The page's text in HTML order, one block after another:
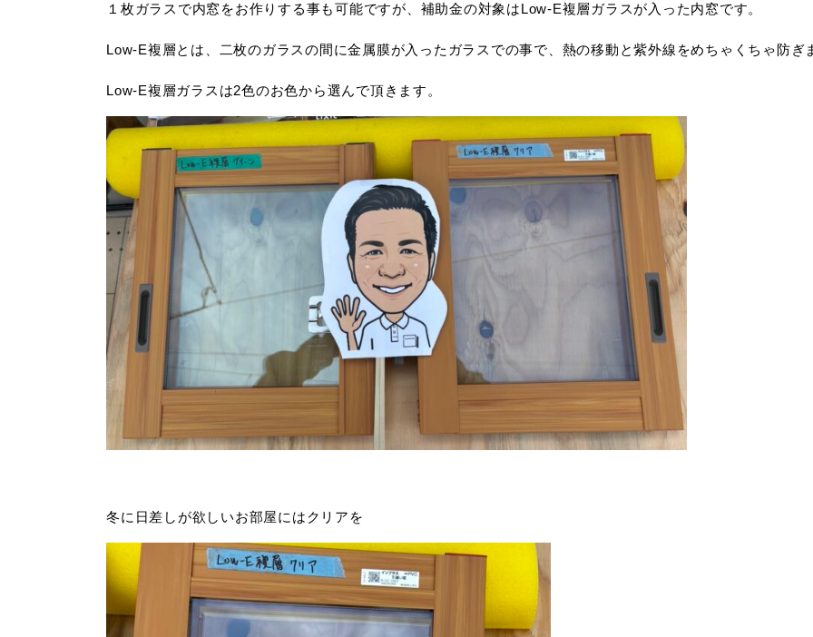
１枚ガラスで内窓をお作りする事も可能ですが、補助金の対象はLow-E複層ガラスが入った内窓です。
Low-E複層とは、二枚のガラスの間に金属膜が入ったガラスでの事で、熱の移動と紫外線をめちゃくちゃ防ぎ
Low-E複層ガラスは2色のお色から選んで頂きます。
冬に日差しが欲しいお部屋にはクリアを